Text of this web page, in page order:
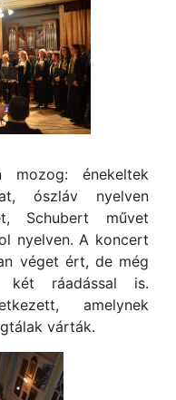
mozog: énekeltek
ószláv nyelven
Schubert művet
nyelven. A koncert
véget ért, de még
két ráadással is.
amelynek
várták.